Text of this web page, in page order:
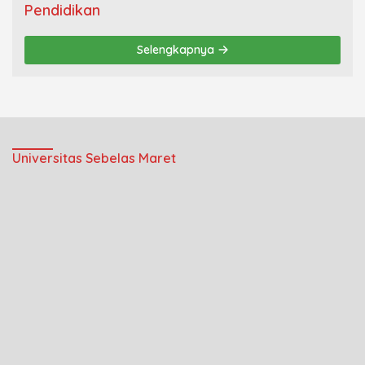
Pendidikan
Selengkapnya
Universitas Sebelas Maret